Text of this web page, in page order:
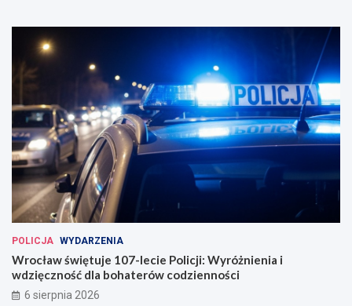
w
a
w
e
W
r
o
c
ł
w
i
u
u
w
POLICJA WYDARZENIA
Wrocław świętuje 107-lecie Policji: Wyróżnienia i
wdzięczność dla bohaterów codzienności
6 sierpnia 2026